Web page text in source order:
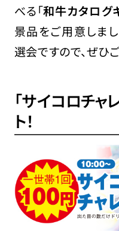
べる「和牛カタログ
景品をご用意しま
選会ですので、ぜひ
「サイコロチャ
ト！